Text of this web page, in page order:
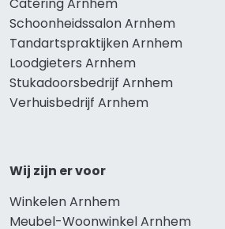
Schoonheidssalon Arnhem
Tandartspraktijken Arnhem
Loodgieters Arnhem
Stukadoorsbedrijf Arnhem
Verhuisbedrijf Arnhem
Wij zijn er voor
Winkelen Arnhem
Meubel-Woonwinkel Arnhem